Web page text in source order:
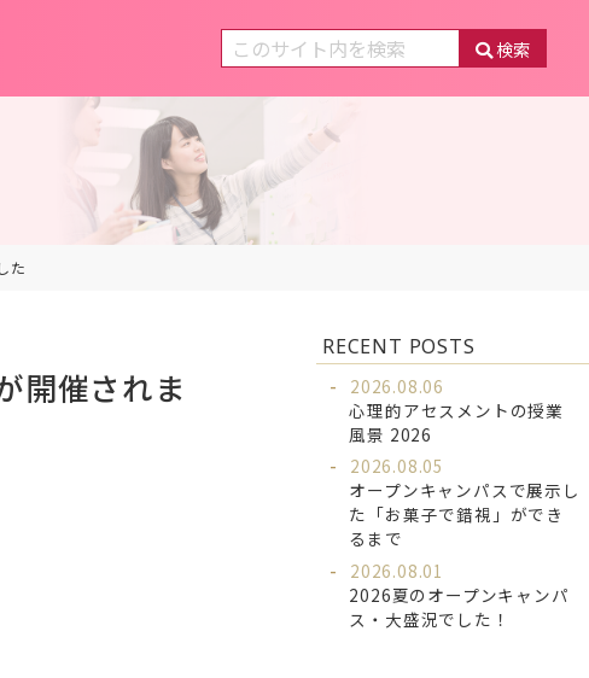
検索
た
開催されま
RECENT POSTS
2026.08.06
心理的アセスメントの授業
風景 2026
2026.08.05
オープンキャンパスで展示し
た「お菓子で錯視」ができ
るまで
2026.08.01
2026夏のオープンキャンパ
ス・大盛況でした！